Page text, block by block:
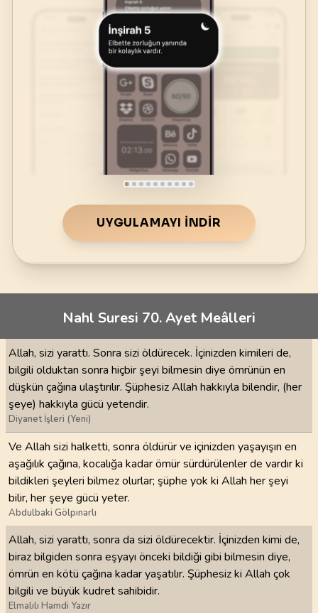
UYGULAMAYI İNDIR
Nahl Suresi 70. Ayet Meâlleri
Allah, sizi yarattı. Sonra sizi öldürecek. İçinizden kimileri de,
bilgili olduktan sonra hiçbir şeyi bilmesin diye ömrünün en
düşkün çağına ulaştırılır. Şüphesiz Allah hakkıyla bilendir, (her
şeye) hakkıyla gücü yetendir.
Diyanet İşleri (Yeni)
Ve Allah sizi halketti, sonra öldürür ve içinizden yaşayışın en
aşağılık çağına, kocalığa kadar ömür sürdürülenler de vardır ki
bildikleri şeyleri bilmez olurlar; şüphe yok ki Allah her şeyi
bilir, her şeye gücü yeter.
Abdulbaki Gölpınarlı
Allah, sizi yarattı, sonra da sizi öldürecektir. İçinizden kimi de,
biraz bilgiden sonra eşyayı önceki bildiği gibi bilmesin diye,
ömrün en kötü çağına kadar yaşatılır. Şüphesiz ki Allah çok
bilgili ve büyük kudret sahibidir.
Elmalılı Hamdi Yazır